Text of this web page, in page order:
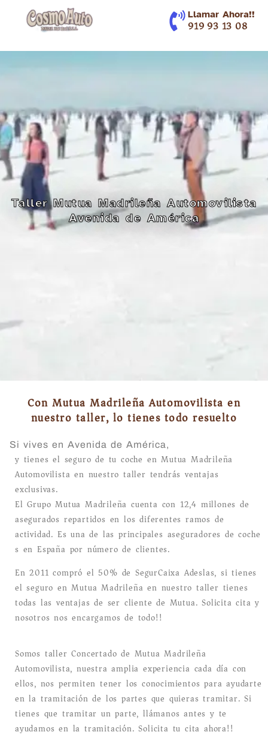
Llamar Ahora!!
919 93 13 08
Taller Mutua Madrileña Automovilista
Avenida de América
Con Mutua Madrileña Automovilista en
nuestro taller, lo tienes todo resuelto
Si vives en Avenida de América,
y tienes el seguro de tu coche en Mutua Madrileña
Automovilista en nuestro taller tendrás ventajas
exclusivas.
El Grupo Mutua Madrileña cuenta con 12,4 millones de
asegurados repartidos en los diferentes ramos de
actividad. Es una de las principales aseguradores de coche
s en España por número de clientes.
En 2011 compró el 50% de SegurCaixa Adeslas, si tienes
el seguro en Mutua Madrileña en nuestro taller tienes
todas las ventajas de ser cliente de Mutua. Solicita cita y
nosotros nos encargamos de todo!!
Somos taller Concertado de Mutua Madrileña
Automovilista, nuestra amplia experiencia cada día con
ellos, nos permiten tener los conocimientos para ayudarte
en la tramitación de los partes que quieras tramitar. Si
tienes que tramitar un parte, llámanos antes y te
ayudamos en la tramitación. Solicita tu cita ahora!!